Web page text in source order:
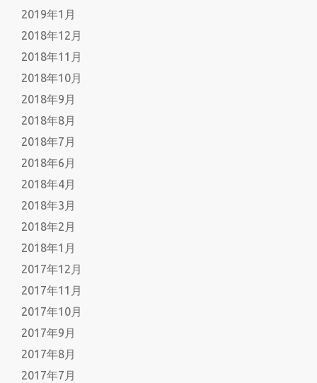
2019年1月
2018年12月
2018年11月
2018年10月
2018年9月
2018年8月
2018年7月
2018年6月
2018年4月
2018年3月
2018年2月
2018年1月
2017年12月
2017年11月
2017年10月
2017年9月
2017年8月
2017年7月